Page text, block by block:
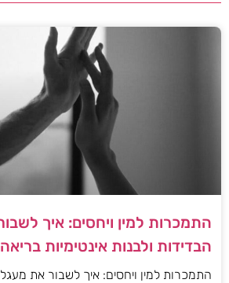
התמכרות למין ויחסים: איך
הבדידות ולבנות אינטימיות
התמכרות למין ויחסים: איך לשבור את